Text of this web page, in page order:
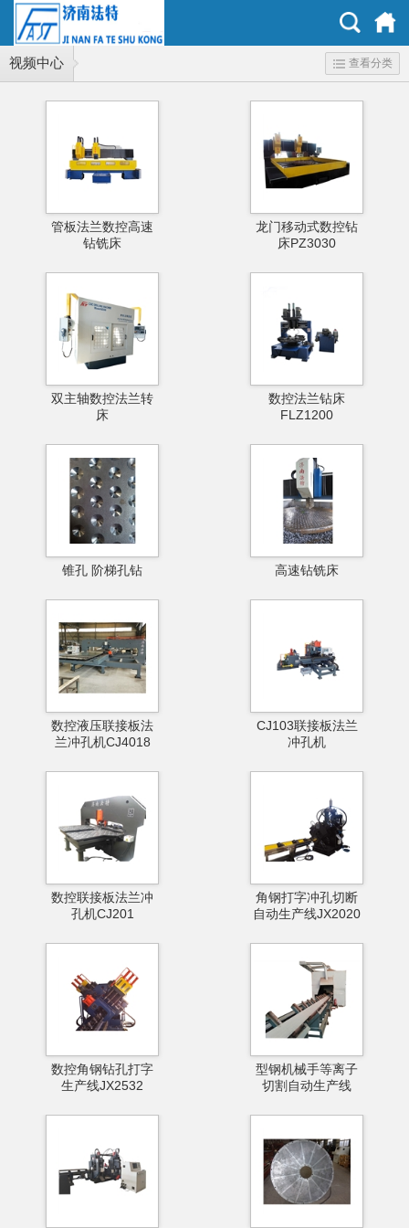
视频中心 查看分类
管板法兰数控高速
钻铣床
龙门移动式数控钻
床PZ3030
双主轴数控法兰转
床
数控法兰钻床
FLZ1200
锥孔 阶梯孔钻 高速钻铣床
数控液压联接板法
兰冲孔机CJ4018
CJ103联接板法兰
冲孔机
数控联接板法兰冲
孔机CJ201
角钢打字冲孔切断
自动生产线JX2020
数控角钢钻孔打字
生产线JX2532
型钢机械手等离子
切割自动生产线